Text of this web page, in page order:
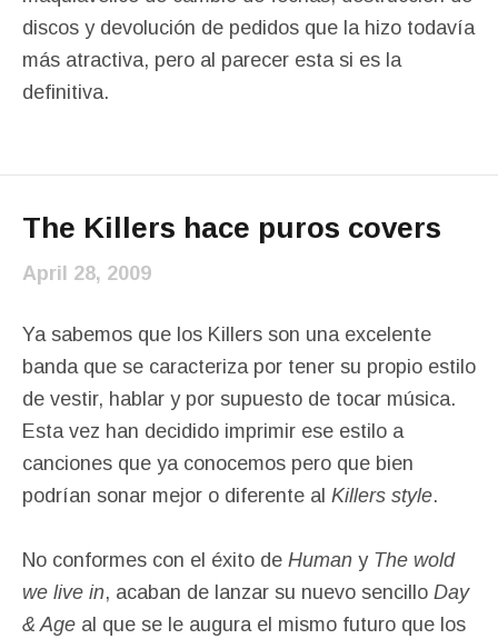
discos y devolución de pedidos que la hizo todavía
más atractiva, pero al parecer esta si es la
definitiva.
The Killers hace puros covers
April 28, 2009
Ya sabemos que los Killers son una excelente
banda que se caracteriza por tener su propio estilo
de vestir, hablar y por supuesto de tocar música.
Esta vez han decidido imprimir ese estilo a
canciones que ya conocemos pero que bien
podrían sonar mejor o diferente al Killers style.
No conformes con el éxito de Human y The wold
we live in, acaban de lanzar su nuevo sencillo Day
& Age al que se le augura el mismo futuro que los